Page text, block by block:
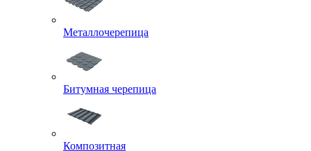
Металлочерепица
Битумная черепица
Композитная